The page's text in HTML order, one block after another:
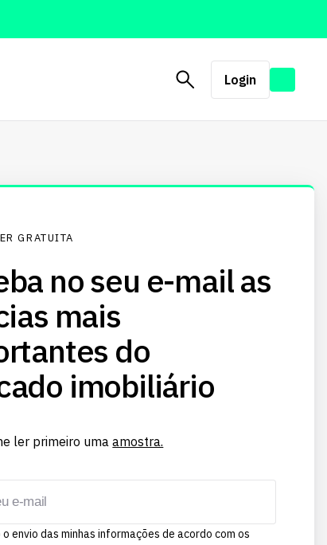
Login
GRATUITA
no seu e-mail as
mais
do
imobiliário
ler primeiro umaamostra.
envio das minhas informações de acordo com os